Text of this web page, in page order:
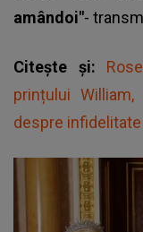
amândoi"-
Citește și:
prințului
despre infidelitate